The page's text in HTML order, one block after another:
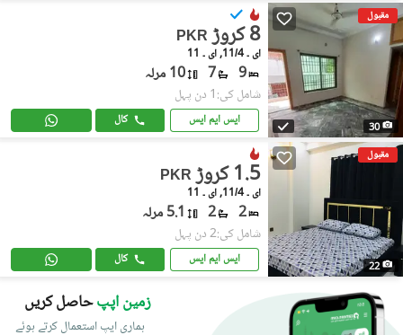
مقبول
30
PKR 8 کروڑ
ای ۔ 11/4, ای ۔ 11
9
7 10 مرلہ
شامل کی:1 دن پہل
ایس ایم ایس کال
مقبول
22
PKR 1.5 کروڑ
ای ۔ 11/4, ای ۔ 11
2
2 5.1 مرلہ
شامل کی:2 دن پہل
ایس ایم ایس کال
زمین اپپحاصل کریں
ہماری ایپ استعمال کرتے ہوئے